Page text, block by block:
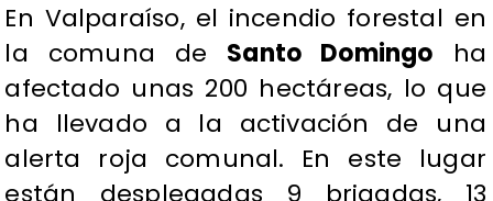
En Valparaíso, el incendio forestal en
la comuna de Santo Domingo ha
afectado unas 200 hectáreas, lo que
ha llevado a la activación de una
alerta roja comunal. En este lugar
están desplegadas 9 brigadas, 13